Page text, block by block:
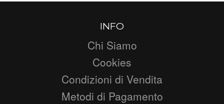
INFO
Chi Siamo
Cookies
Condizioni di Vendita
Metodi di Pagamento